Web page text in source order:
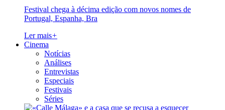
Festival chega à décima edição com novos nomes de
Portugal, Espanha, Bra
Ler mais+
Cinema
Notícias
Análises
Entrevistas
Especiais
Festivais
Séries